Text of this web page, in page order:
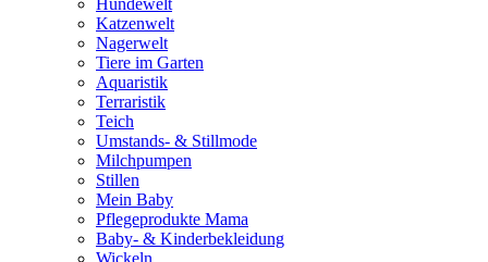
Hundewelt
Katzenwelt
Nagerwelt
Tiere im Garten
Aquaristik
Terraristik
Teich
Umstands- & Stillmode
Milchpumpen
Stillen
Mein Baby
Pflegeprodukte Mama
Baby- & Kinderbekleidung
Wickeln